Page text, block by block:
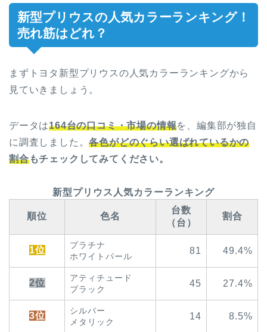
新型プリウスの人気カラーランキング！
売れ筋はどれ？
まずトヨタ新型プリウスの人気カラーランキングから
見ていきましょう。
データは164台の口コミ・市場の情報を、編集部が独自
に調査しました。各色がどのぐらい選ばれているかの
割合もチェックしてみてください。
新型プリウス人気カラーランキング
順位 色名
台数
（台）
割合
1位
プラチナ
ホワイトパール
81 49.4%
2位
アティチュード
ブラック
45 27.4%
3位
シルバー
メタリック
14 8.5%